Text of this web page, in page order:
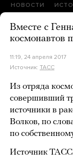
НОВОСТИ
Вместе с
космонавтов
11:19, 24 апреля 2017
Источник: ТАСС
Из отряда
совершивший
источники в
Волков, по
по
Источник ТАСС